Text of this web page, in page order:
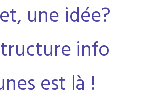
une idée?
info
est là !